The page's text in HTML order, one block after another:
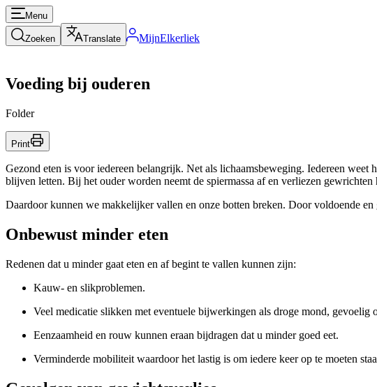
Menu
Zoeken Translate MijnElkerliek
Voeding bij ouderen
Folder
Print
Gezond eten is voor iedereen belangrijk. Net als lichaamsbeweging. Iedereen
blijven letten. Bij het ouder worden neemt de spiermassa af en verliezen
Daardoor kunnen we makkelijker vallen en onze botten breken. Door voldoende
Onbewust minder eten
Redenen dat u minder gaat eten en af begint te vallen kunnen zijn:
Kauw- en slikproblemen.
Veel medicatie slikken met eventuele bijwerkingen als droge mond,
Eenzaamheid en rouw kunnen eraan bijdragen dat u minder goed eet.
Verminderde mobiliteit waardoor het lastig is om iedere keer op te moeten